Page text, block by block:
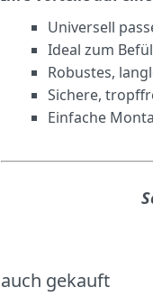
Universell
Ideal zum
Robustes,
Sichere,
Einfache
auch gekauft